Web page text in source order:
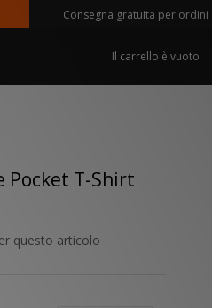
Consegna gratuita per ordini
Il carrello è vuoto
Pocket T-Shirt
questo articolo